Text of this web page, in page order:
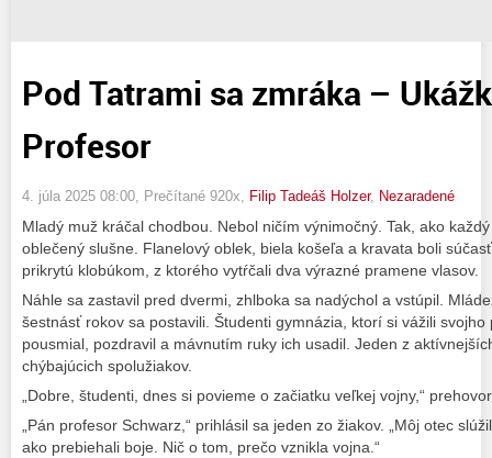
Pod Tatrami sa zmráka –
Profesor
4. júla 2025 08:00 , Prečítané 920x, Filip Tadeáš Holzer, Nezaradené
Mladý muž kráčal chodbou. Nebol ničím výnimočný. Tak, ako
oblečený slušne. Flanelový oblek, biela košeľa a kravata boli
prikrytú klobúkom, z ktorého vytŕčali dva výrazné pramene vlasov.
Náhle sa zastavil pred dvermi, zhlboka sa nadýchol a vstúpil.
šestnásť rokov sa postavili. Študenti gymnázia, ktorí si vážili
pousmial, pozdravil a mávnutím ruky ich usadil. Jeden z
chýbajúcich spolužiakov.
„Dobre, študenti, dnes si povieme o začiatku veľkej vojny,“
„Pán profesor Schwarz,“ prihlásil sa jeden zo žiakov. „Môj otec
ako prebiehali boje. Nič o tom, prečo vznikla vojna.“